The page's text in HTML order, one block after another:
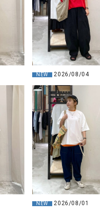
NEW 2026/08/04
NEW 2026/08/01